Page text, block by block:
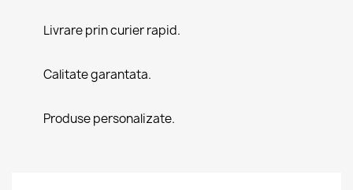
Livrare prin curier rapid.
Calitate garantata.
Produse personalizate.